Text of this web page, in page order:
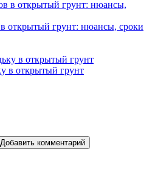
открытый грунт: нюансы, сроки
в открытый грунт